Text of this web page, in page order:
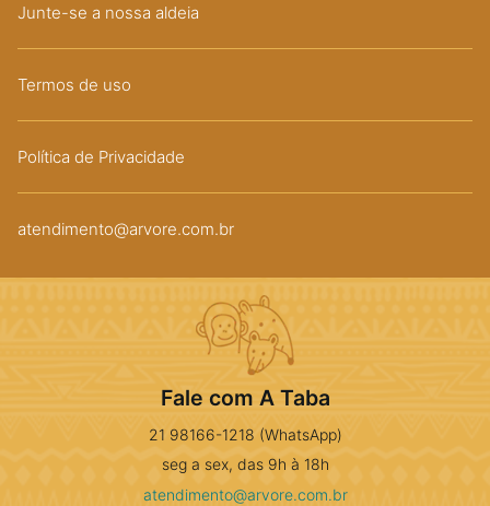
Junte-se a nossa aldeia
Termos de uso
Política de Privacidade
atendimento@arvore.com.br
Fale com A Taba
21 98166-1218 (WhatsApp)
seg a sex, das 9h à 18h
atendimento@arvore.com.br